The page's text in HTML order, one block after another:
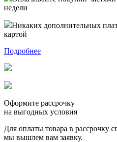
недели
Никаких дополнительных
картой
Подробнее
Оформите рассрочку
на выгодных условия
Для оплаты товара в рассрочку
мы вышлем вам заявку.